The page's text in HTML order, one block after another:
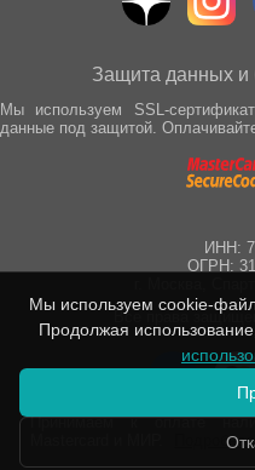
Защита данных и
Мы используем SSL-
данные под защитой.
ИНН:
ОГРН:
Все права
Принимаем к оплате
Подробнее
Мы используем cookie-
Продолжая